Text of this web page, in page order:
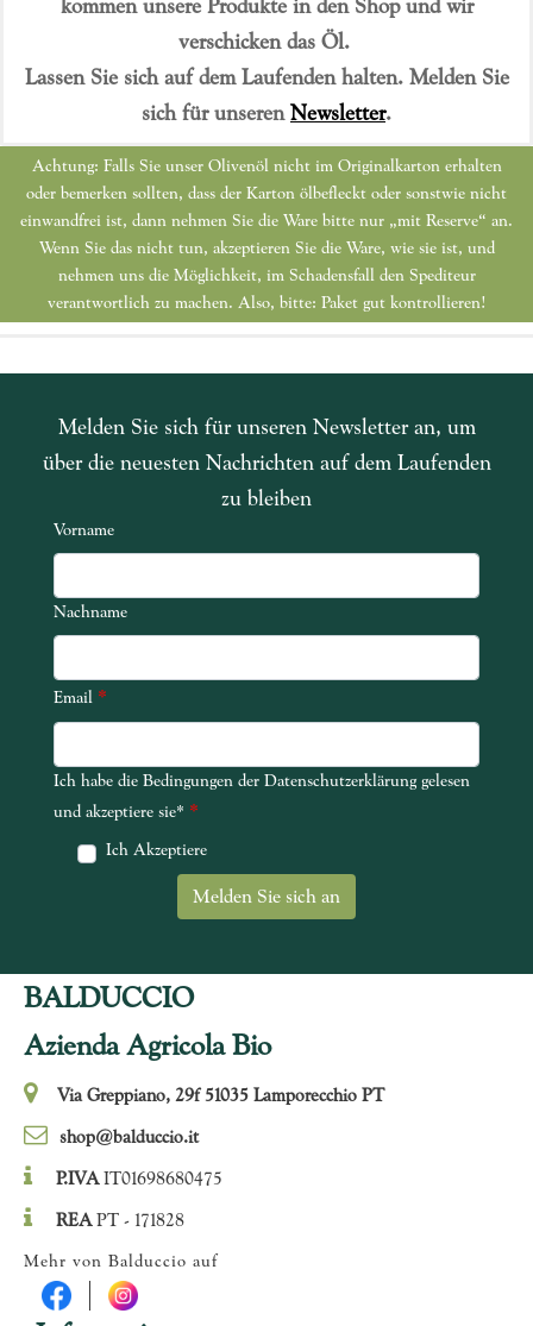
kommen unsere Produkte in den Shop und wir
verschicken das Öl.
Lassen Sie sich auf dem Laufenden halten. Melden Sie
sich für unseren Newsletter.
Achtung: Falls Sie unser Olivenöl nicht im Originalkarton erhalten
oder bemerken sollten, dass der Karton ölbefleckt oder sonstwie nicht
einwandfrei ist, dann nehmen Sie die Ware bitte nur „mit Reserve“ an.
Wenn Sie das nicht tun, akzeptieren Sie die Ware, wie sie ist, und
nehmen uns die Möglichkeit, im Schadensfall den Spediteur
verantwortlich zu machen. Also, bitte: Paket gut kontrollieren!
Melden Sie sich für unseren Newsletter an, um
über die neuesten Nachrichten auf dem Laufenden
zu bleiben
Vorname
Nachname
Email *
Ich habe die Bedingungen der Datenschutzerklärung gelesen und
Ich habe die Bedingungen der Datenschutzerklärung gelesen
und akzeptiere sie* *
Ich Akzeptiere
BALDUCCIO
Azienda Agricola Bio
Via Greppiano, 29f 51035 Lamporecchio PT
shop@balduccio.it
P.IVAIT01698680475
REAPT - 171828
Mehr von Balduccio auf